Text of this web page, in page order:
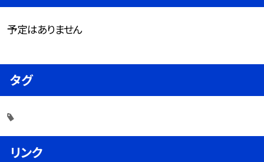
予定はありません
タグ
リンク